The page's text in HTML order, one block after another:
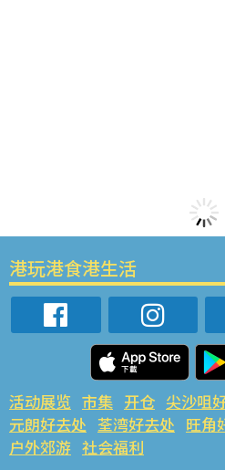
港玩港食港生活
活动展览 市集 开仓 尖沙咀
元朗好去处 荃湾好去处 旺角
户外郊游 社会福利